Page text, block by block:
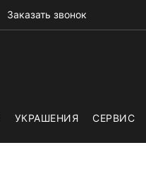
Заказать звонок
УКРАШЕНИЯ СЕРВИС